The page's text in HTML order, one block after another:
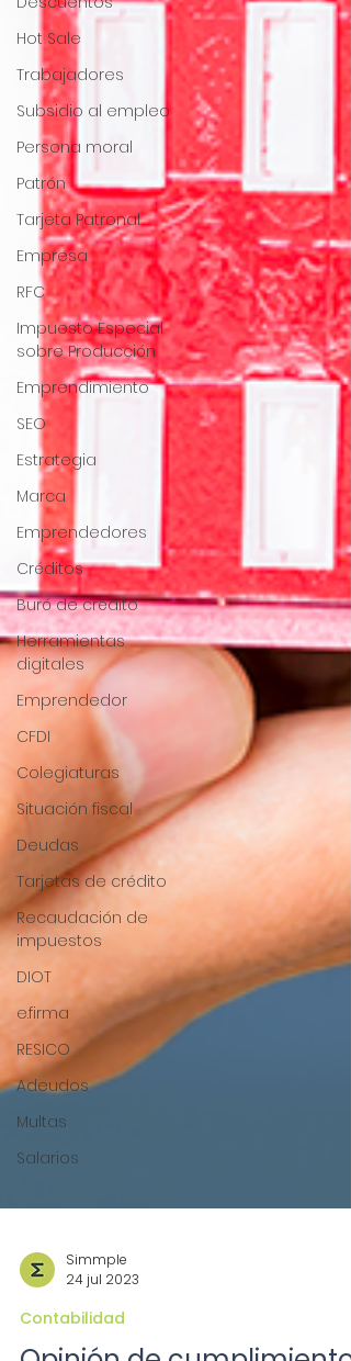
Hot Sale
Trabajadores
Subsidio al empleo
Persona moral
Patrón
Tarjeta Patronal
Empresa
RFC
Impuesto Especial
sobre Producción
Emprendimiento
SEO
Estrategia
Marca
Emprendedores
Créditos
Buró de crédito
Herramientas
digitales
Emprendedor
CFDI
Colegiaturas
Situación fiscal
Deudas
Tarjetas de crédito
Recaudación de
impuestos
DIOT
e.firma
RESICO
Adeudos
Multas
Salarios
Simmple
24 jul 2023